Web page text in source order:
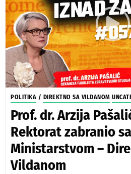
POLITIKA / DIREKTNO SA VILDANOM
Prof. dr. Arzija
Rektorat zabranio
Ministarstvom –
Vildanom